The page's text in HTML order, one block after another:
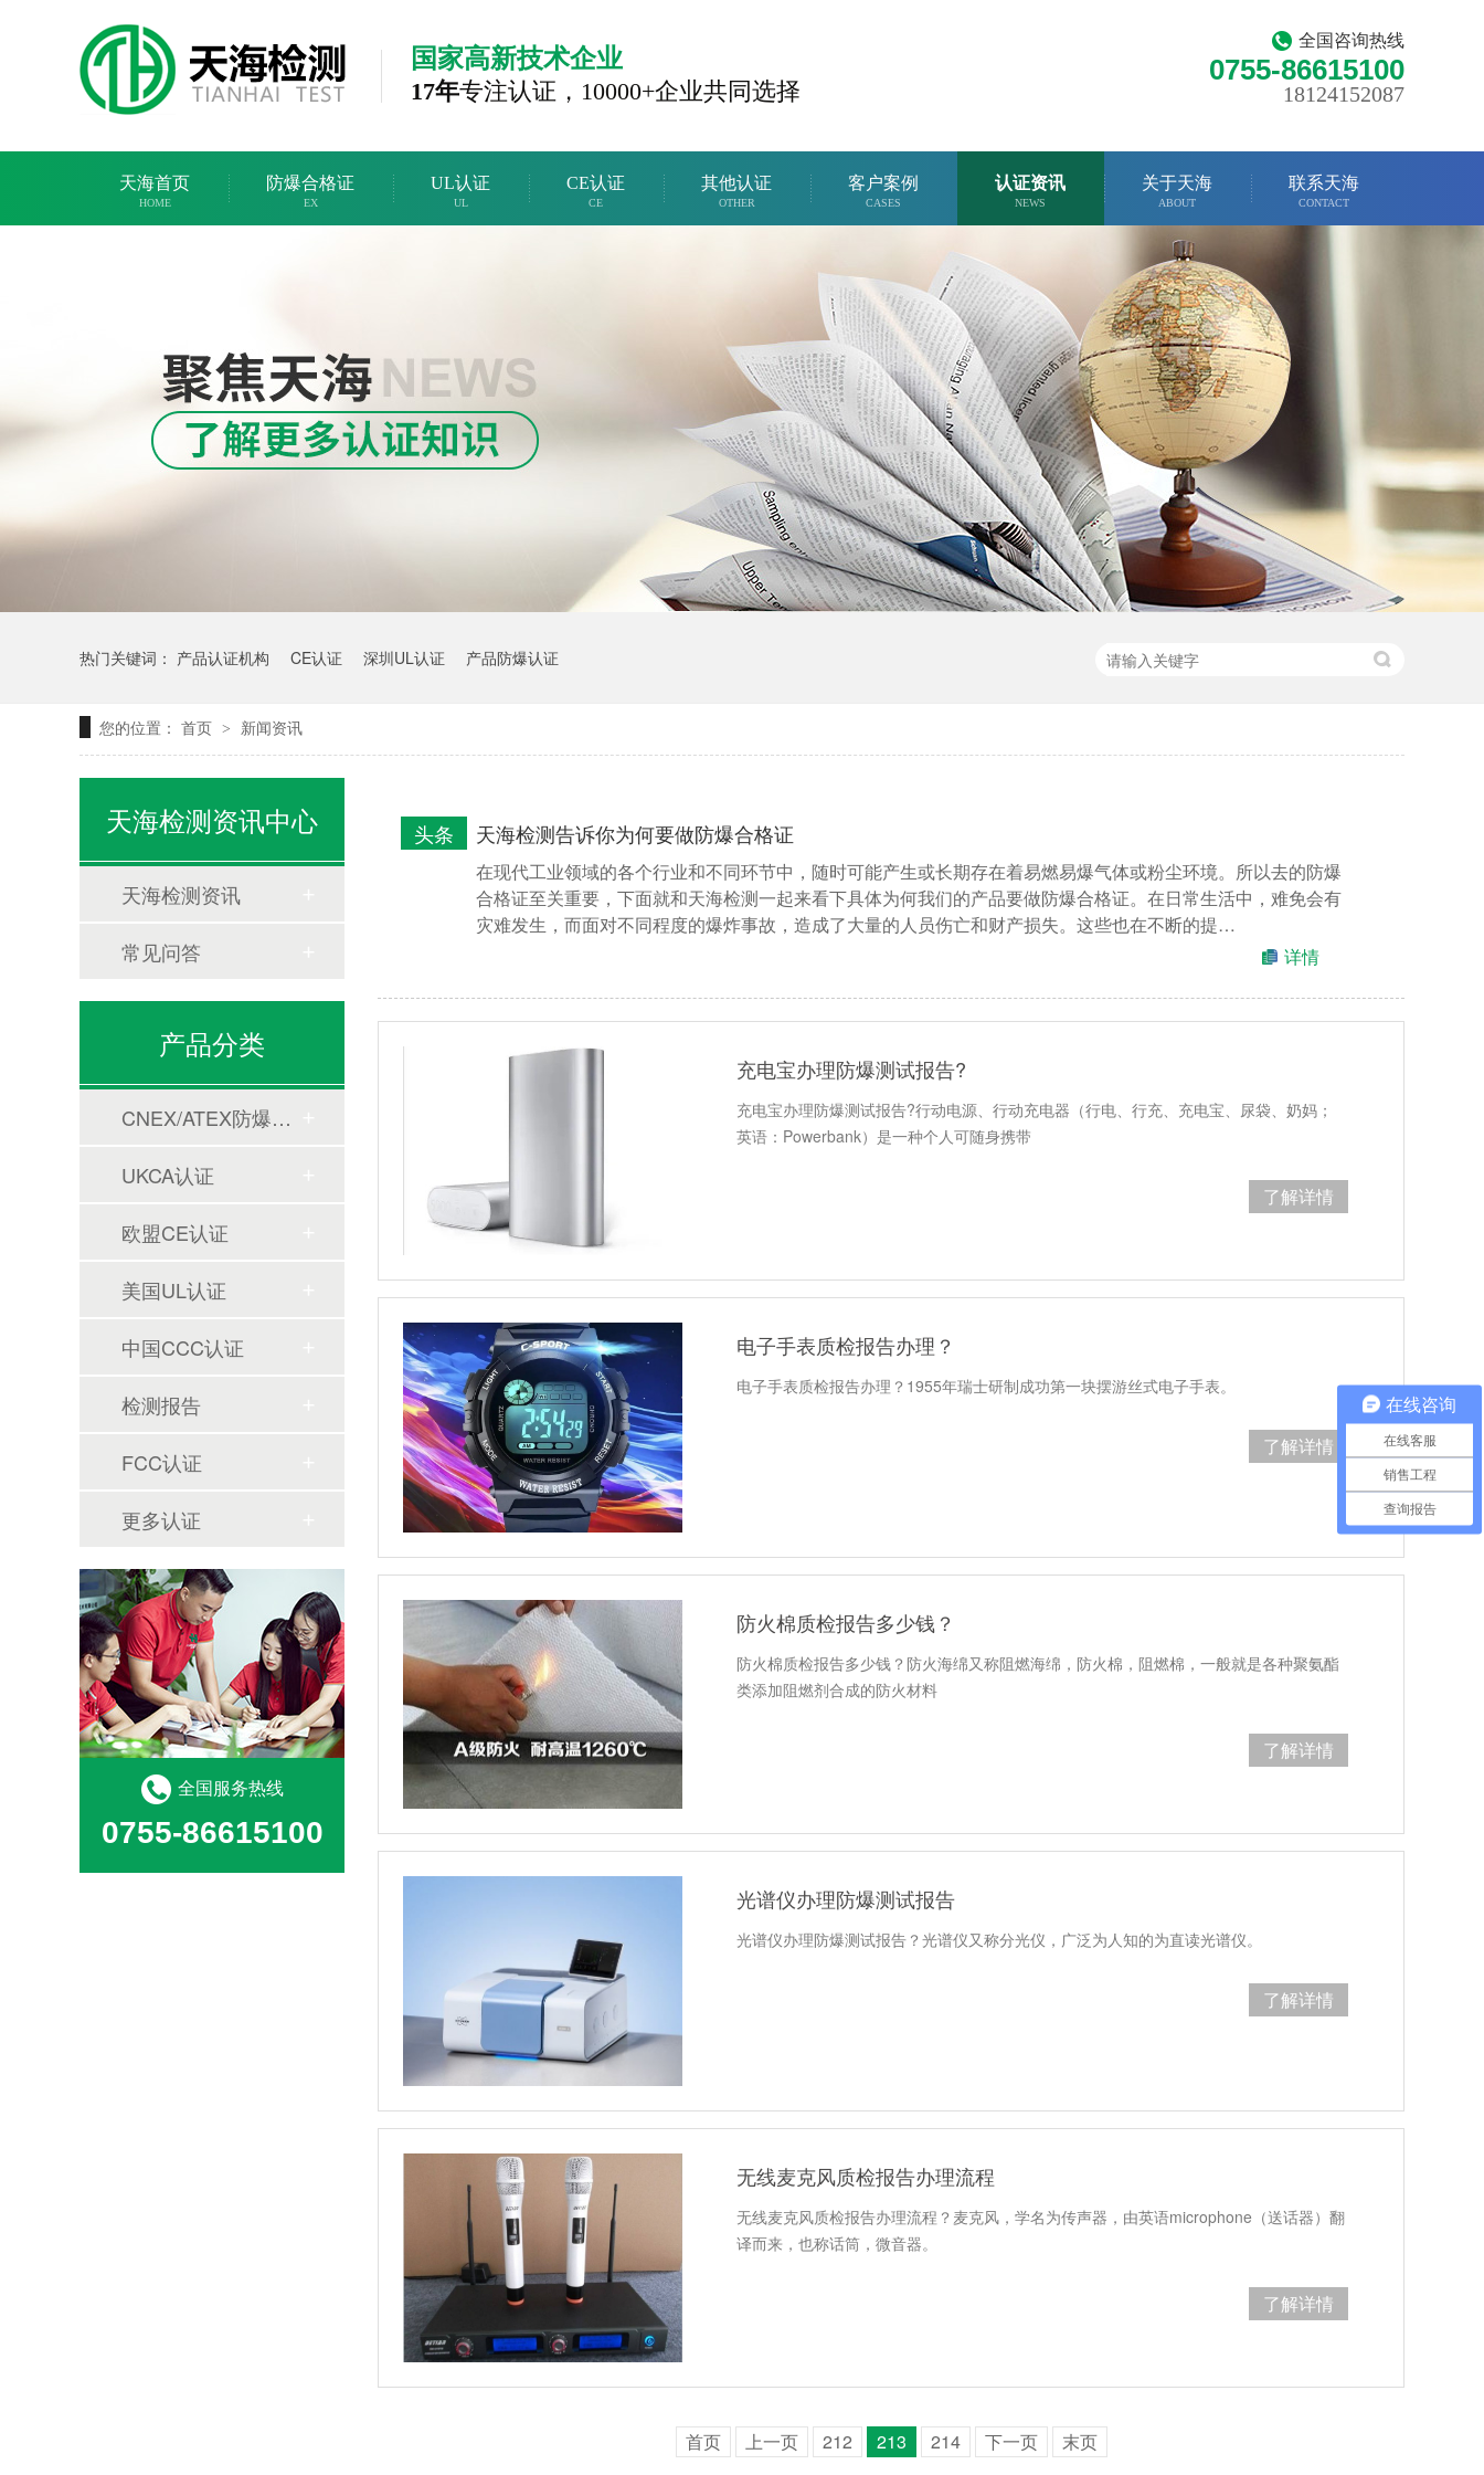
全国咨询热线
0755-86615100
18124152087
国家高新技术企业
17年专注认证， 10000+企业共同选择
天海首页
HOME
防爆合格证
EX
UL认证
UL
CE认证
CE
其他认证
OTHER
客户案例
CASES
认证资讯
NEWS
关于天海
ABOUT
联系天海
CONTACT
热门关键词： 产品认证机构 CE认证 深圳UL认证 产品防爆认证
您的位置： 首页 > 新闻资讯
天海检测告诉你为何要做防爆合格证
头条
在现代工业领域的各个行业和不同环节中，随时可能产生或长期存在着易燃易爆气体或粉尘环境。所以去的防爆
合格证至关重要，下面就和天海检测一起来看下具体为何我们的产品要做防爆合格证。在日常生活中，难免会有
灾难发生，而面对不同程度的爆炸事故，造成了大量的人员伤亡和财产损失。这些也在不断的提…
详情
充电宝办理防爆测试报告?
充电宝办理防爆测试报告?行动电源、行动充电器（行电、行充、充电宝、尿袋、奶妈；
英语：Powerbank）是一种个人可随身携带
了解详情
电子手表质检报告办理？
电子手表质检报告办理？1955年瑞士研制成功第一块摆游丝式电子手表。
了解详情
防火棉质检报告多少钱？
防火棉质检报告多少钱？防火海绵又称阻燃海绵，防火棉，阻燃棉，一般就是各种聚氨酯
类添加阻燃剂合成的防火材料
了解详情
光谱仪办理防爆测试报告
光谱仪办理防爆测试报告？光谱仪又称分光仪，广泛为人知的为直读光谱仪。
了解详情
无线麦克风质检报告办理流程
无线麦克风质检报告办理流程？麦克风，学名为传声器，由英语microphone（送话器）翻
译而来，也称话筒，微音器。
了解详情
首页 上一页 212 213 214 下一页 末页
天海检测资讯中心
天海检测资讯
常见问答
产品分类
CNEX/ATEX防爆合格证
UKCA认证
欧盟CE认证
美国UL认证
中国CCC认证
检测报告
FCC认证
更多认证
全国服务热线
0755-86615100
在线咨询
在线客服
销售工程
查询报告